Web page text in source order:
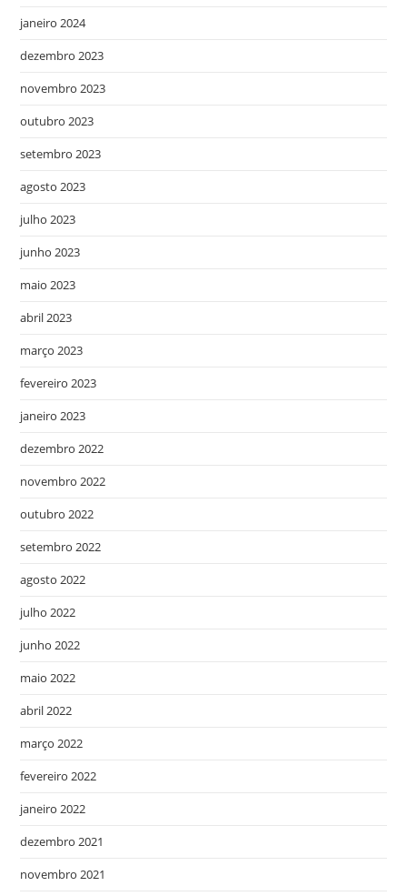
janeiro 2024
dezembro 2023
novembro 2023
outubro 2023
setembro 2023
agosto 2023
julho 2023
junho 2023
maio 2023
abril 2023
março 2023
fevereiro 2023
janeiro 2023
dezembro 2022
novembro 2022
outubro 2022
setembro 2022
agosto 2022
julho 2022
junho 2022
maio 2022
abril 2022
março 2022
fevereiro 2022
janeiro 2022
dezembro 2021
novembro 2021